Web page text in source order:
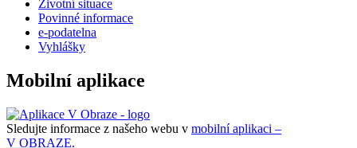
Životní situace
Povinné informace
e-podatelna
Vyhlášky
Mobilní aplikace
Sledujte informace z našeho webu v mobilní aplikaci –
V OBRAZE.